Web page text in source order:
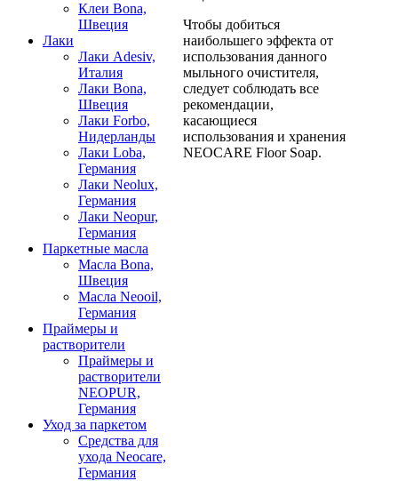
Клеи Bona,
Швеция
Лаки
Лаки Adesiv,
Италия
Лаки Bona,
Швеция
Лаки Forbo,
Нидерланды
Лаки Loba,
Германия
Лаки Neolux,
Германия
Лаки Neopur,
Германия
Паркетные масла
Масла Bona,
Швеция
Масла Neooil,
Германия
Праймеры и
растворители
Праймеры и
растворители
NEOPUR,
Германия
Уход за паркетом
Средства для
ухода Neocare,
Германия
Чтобы добиться
наибольшего эффекта от
использования данного
мыльного очистителя,
следует соблюдать все
рекомендации,
касающиеся
использования и хранения
NEOCARE Floor Soap.